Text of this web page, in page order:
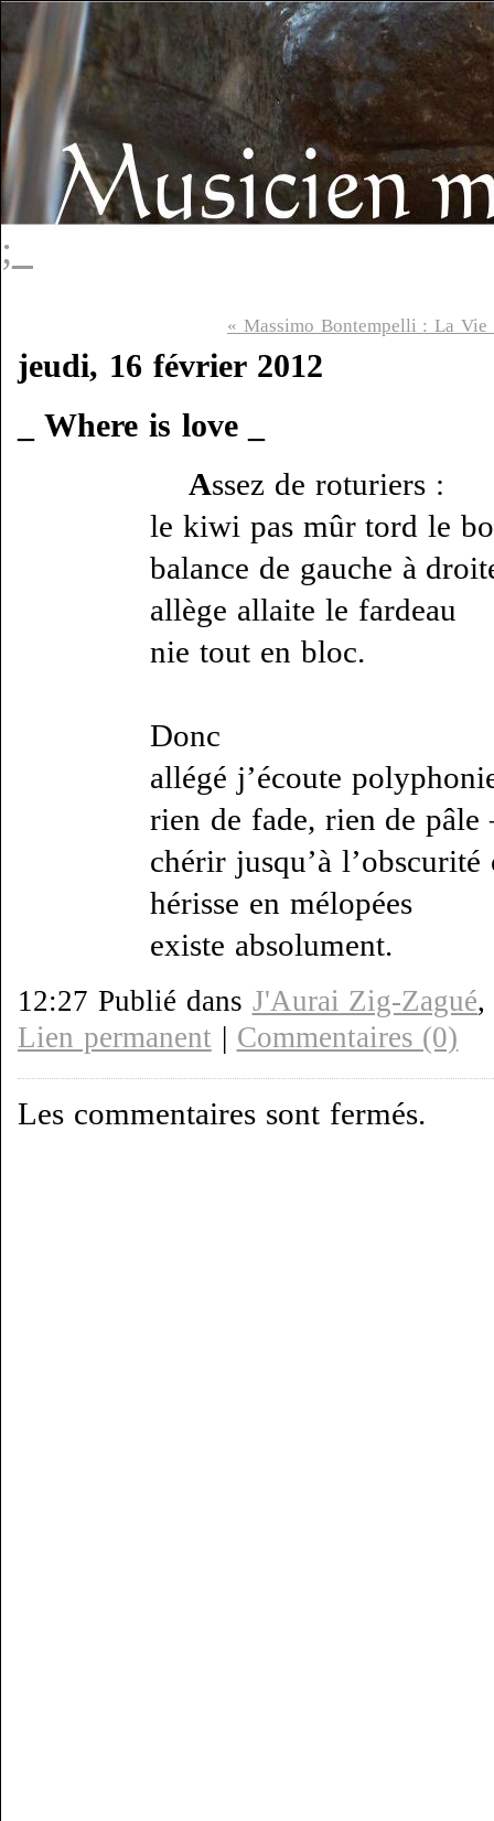
;_
« Massimo Bontempelli : La Vie
jeudi, 16 février 2012
_ Where is love _
Assez de roturiers :
le kiwi pas mûr tord le
balance de gauche à
allège allaite le fardeau
nie tout en bloc.
Donc
allégé j’écoute
rien de fade, rien de
chérir jusqu’à l’obscurité
hérisse en mélopées
existe absolument.
12:27 Publié dans J'Aurai Zig-Zagué
Lien permanent | Commentaires (0)
Les commentaires sont fermés.